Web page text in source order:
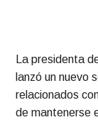
La presidenta
lanzó un nuevo
relacionados
de mantenerse